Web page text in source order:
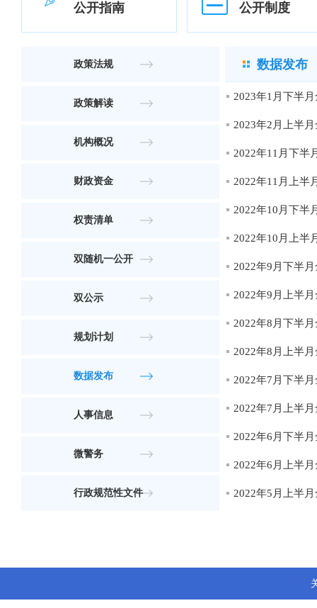
公开指南
公开制度
政策法规
政策解读
机构概况
财政资金
权责清单
双随机一公开
双公示
规划计划
数据发布
人事信息
微警务
行政规范性文件
数据发布
2023年1月下半
2023年2月上半
2022年11月下半
2022年11月上半
2022年10月下半
2022年10月上半
2022年9月下半
2022年9月上半
2022年8月下半
2022年8月上半
2022年7月下半
2022年7月上半
2022年6月下半
2022年6月上半
2022年5月上半